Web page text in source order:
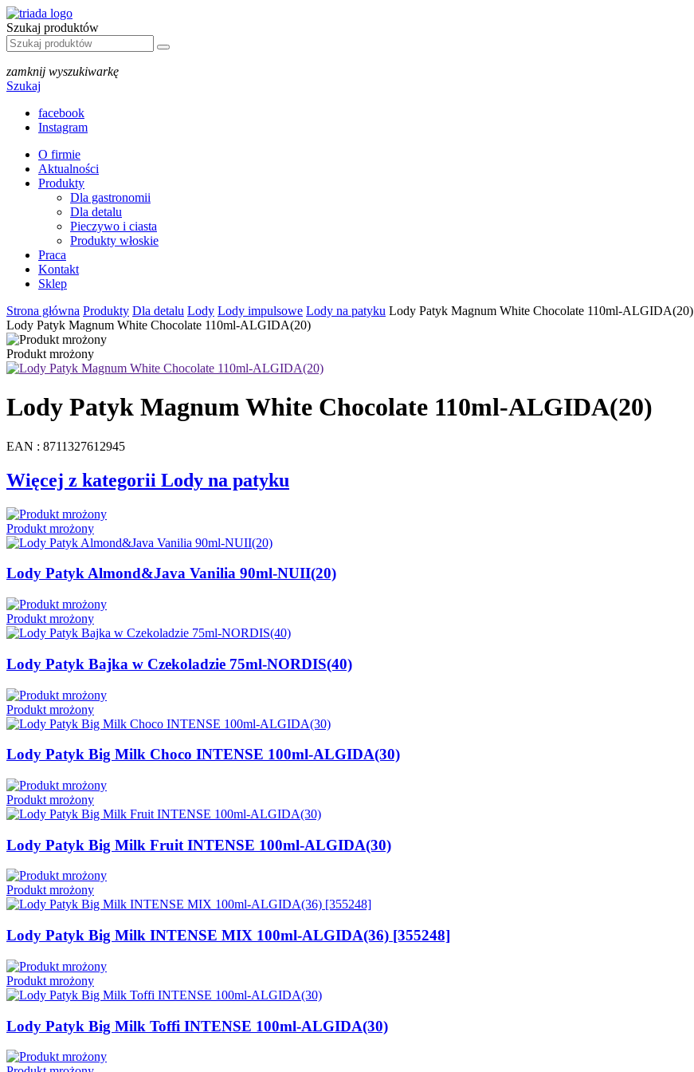
Szukaj produktów
zamknij wyszukiwarkę
Szukaj
facebook
Instagram
O firmie
Aktualności
Produkty
Dla gastronomii
Dla detalu
Pieczywo i ciasta
Produkty włoskie
Praca
Kontakt
Sklep
Strona główna Produkty Dla detalu Lody Lody impulsowe Lody na patyku Lody Patyk Magnum White Chocolate 110ml-ALGIDA(20)
Lody Patyk Magnum White Chocolate 110ml-ALGIDA(20)
Produkt mrożony
Lody Patyk Magnum White Chocolate 110ml-ALGIDA(20)
EAN : 8711327612945
Więcej z kategorii Lody na patyku
Produkt mrożony
Lody Patyk Almond&Java Vanilia 90ml-NUII(20)
Produkt mrożony
Lody Patyk Bajka w Czekoladzie 75ml-NORDIS(40)
Produkt mrożony
Lody Patyk Big Milk Choco INTENSE 100ml-ALGIDA(30)
Produkt mrożony
Lody Patyk Big Milk Fruit INTENSE 100ml-ALGIDA(30)
Produkt mrożony
Lody Patyk Big Milk INTENSE MIX 100ml-ALGIDA(36) [355248]
Produkt mrożony
Lody Patyk Big Milk Toffi INTENSE 100ml-ALGIDA(30)